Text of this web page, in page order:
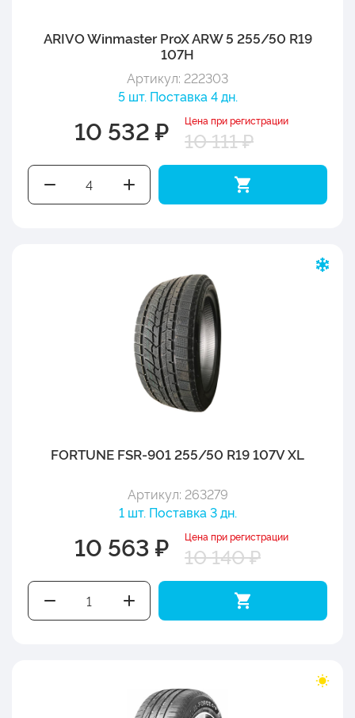
ARIVO Winmaster ProX ARW 5 255/50 R19
107H
Артикул: 222303
5 шт. Поставка 4 дн.
10 532 ₽ Цена при регистрации
10 111 ₽
FORTUNE FSR-901 255/50 R19 107V XL
Артикул: 263279
1 шт. Поставка 3 дн.
10 563 ₽ Цена при регистрации
10 140 ₽